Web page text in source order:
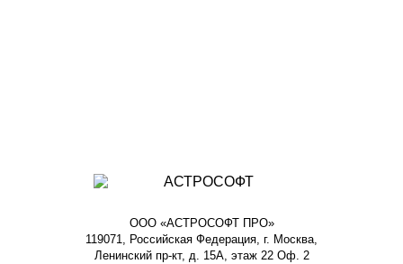
ООО «АСТРОСОФТ ПРО»
119071, Российская Федерация, г. Москва,
Ленинский пр-кт, д. 15А, этаж 22 Оф. 2